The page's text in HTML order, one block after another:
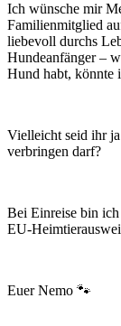
Ich wünsche mir
Familienmitglied
liebevoll durchs
Hundeanfänger –
Hund habt, könnte
Vielleicht seid ihr
verbringen darf?
Bei Einreise bin
EU-
Euer Nemo 🐾